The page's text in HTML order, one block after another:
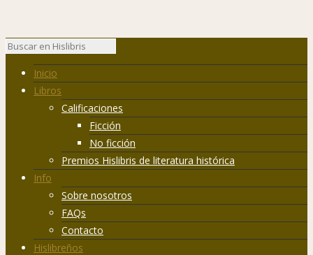
Inicio
Libros
Calificaciones
Ficción
No ficción
Premios Hislibris de literatura histórica
Info
Sobre nosotros
FAQs
Contacto
Hislibreños